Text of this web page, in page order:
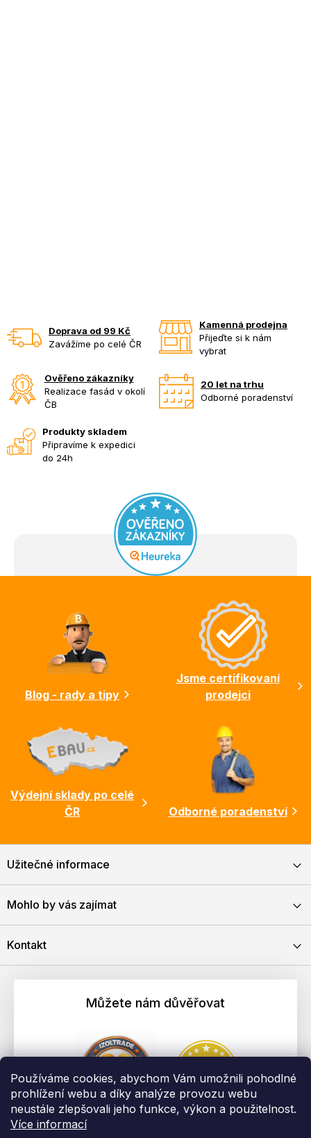
Používáme cookies, abychom Vám umožnili pohodlné
prohlížení webu a díky analýze provozu webu
neustále zlepšovali jeho funkce, výkon a použitelnost.
Více informací
Doprava od 99 Kč
Zavážíme po celé ČR
Kamenná prodejna
Přijeďte si k nám
vybrat
Ověřeno zákazníky
Realizace fasád v okolí
ČB
20 let na trhu
Odborné poradenství
Produkty skladem
Připravíme k expedici
do 24h
Blog - rady a tipy
Jsme certifikovaní
prodejci
Výdejní sklady po celé
ČR
Odborné poradenství
Užitečné informace
Mohlo by vás zajímat
Kontakt
Můžete nám důvěřovat